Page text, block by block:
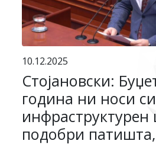
10.12.2025
Стојановски:
година ни носи
инфраструктурен
подобри